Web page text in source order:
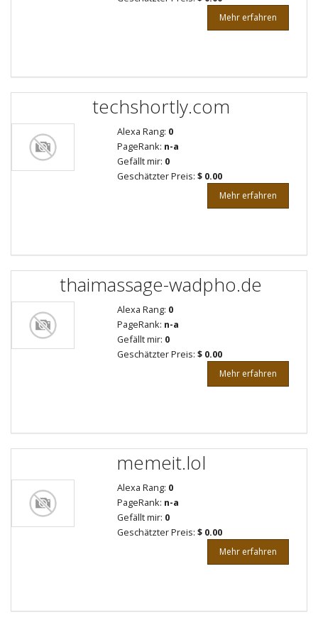
Mehr erfahren
techshortly.com
Alexa Rang: 0
PageRank: n-a
Gefällt mir: 0
Geschätzter Preis: $ 0.00
Mehr erfahren
thaimassage-wadpho.de
Alexa Rang: 0
PageRank: n-a
Gefällt mir: 0
Geschätzter Preis: $ 0.00
Mehr erfahren
memeit.lol
Alexa Rang: 0
PageRank: n-a
Gefällt mir: 0
Geschätzter Preis: $ 0.00
Mehr erfahren